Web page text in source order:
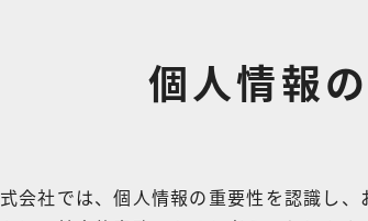
個人情報
会社では、個人情報の重要性を認識し